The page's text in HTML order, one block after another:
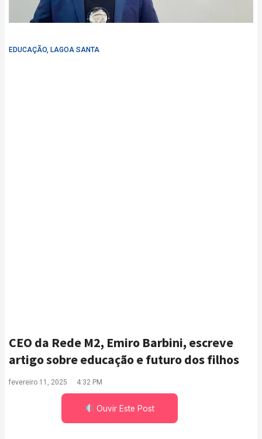
EDUCAÇÃO, LAGOA SANTA
CEO da Rede M2, Emiro Barbini, escreve
artigo sobre educação e futuro dos filhos
fevereiro 11, 2025 4:32 PM
Ouvir Este Post